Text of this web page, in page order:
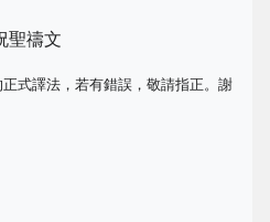
聖禱文
式譯法，若有錯誤，敬請指正。謝